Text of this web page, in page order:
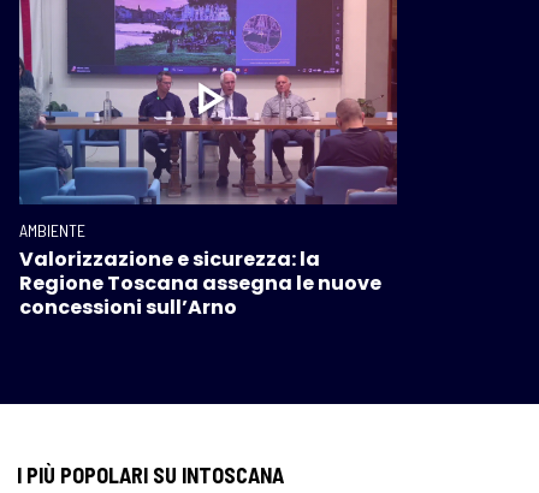
AMBIENTE
Valorizzazione e sicurezza: la
Regione Toscana assegna le nuove
concessioni sull’Arno
I PIÙ POPOLARI SU INTOSCANA